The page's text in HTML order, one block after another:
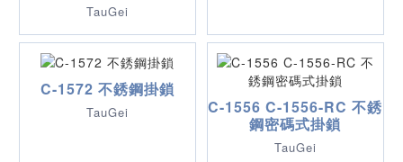
TauGei
C-1572 不銹鋼掛鎖
TauGei
C-1556 C-1556-RC 不銹
鋼密碼式掛鎖
TauGei